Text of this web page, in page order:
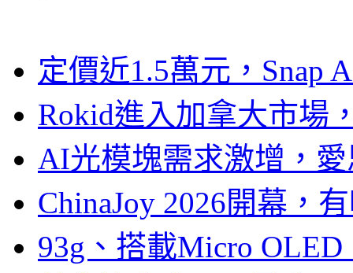
定價近1.5萬元，Snap
Rokid進入加拿大市場
AI光模塊需求激增，
ChinaJoy 2026開幕，
93g、搭載Micro